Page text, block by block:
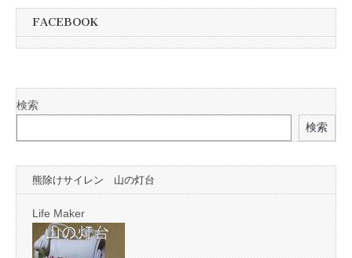
FACEBOOK
検索
検索
熊除けサイレン 山の灯台
Life Maker